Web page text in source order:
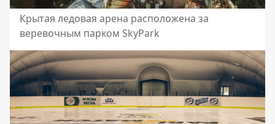
Крытая ледовая арена расположена за
веревочным парком SkyPark